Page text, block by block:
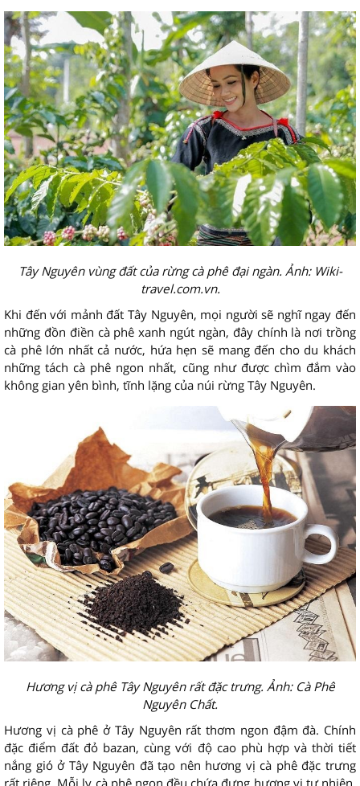
Tây Nguyên vùng đất của rừng cà phê đại ngàn. Ảnh: Wiki-
travel.com.vn.
Khi đến với mảnh đất Tây Nguyên, mọi người sẽ nghĩ ngay đến
những đồn điền cà phê xanh ngút ngàn, đây chính là nơi trồng
cà phê lớn nhất cả nước, hứa hẹn sẽ mang đến cho du khách
những tách cà phê ngon nhất, cũng như được chìm đắm vào
không gian yên bình, tĩnh lặng của núi rừng Tây Nguyên.
Hương vị cà phê Tây Nguyên rất đặc trưng. Ảnh: Cà Phê
Nguyên Chất.
Hương vị cà phê ở Tây Nguyên rất thơm ngon đậm đà. Chính
đặc điểm đất đỏ bazan, cùng với độ cao phù hợp và thời tiết
nắng gió ở Tây Nguyên đã tạo nên hương vị cà phê đặc trưng